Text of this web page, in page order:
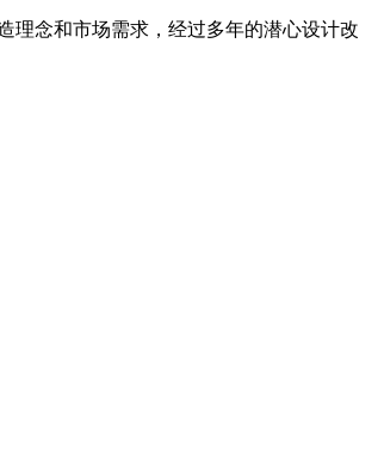
理念和市场需求，经过多年的潜心设计改